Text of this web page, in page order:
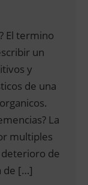
termino
un
y
de una
La
multiples
de
de […]